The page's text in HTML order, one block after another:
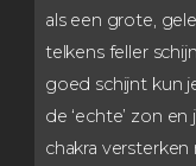
als een grote,
telkens feller
goed schijnt kun
de ‘echte’ zon
chakra